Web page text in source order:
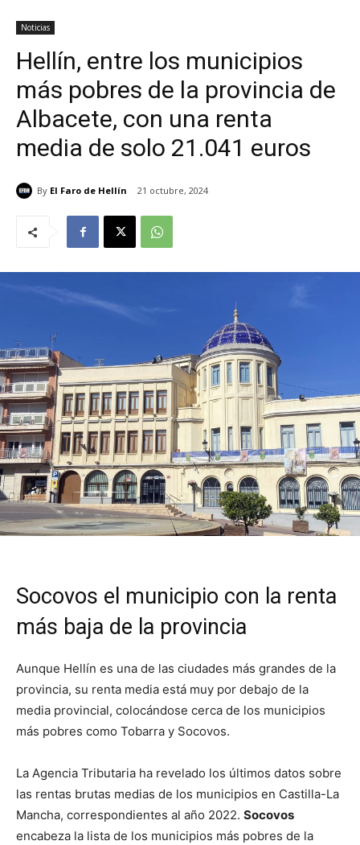
Noticias
Hellín, entre los municipios
más pobres de la provincia de
Albacete, con una renta
media de solo 21.041 euros
By El Faro de Hellín 21 octubre, 2024
Socovos el municipio con la renta
más baja de la provincia
Aunque Hellín es una de las ciudades más grandes de la
provincia, su renta media está muy por debajo de la
media provincial, colocándose cerca de los municipios
más pobres como Tobarra y Socovos.
La Agencia Tributaria ha revelado los últimos datos sobre
las rentas brutas medias de los municipios en Castilla-La
Mancha, correspondientes al año 2022. Socovos
encabeza la lista de los municipios más pobres de la